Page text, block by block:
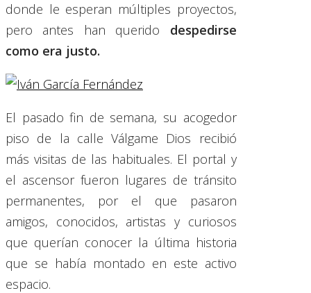
donde le esperan múltiples proyectos,
pero antes han querido despedirse
como era justo.
El pasado fin de semana, su acogedor
piso de la calle Válgame Dios recibió
más visitas de las habituales. El portal y
el ascensor fueron lugares de tránsito
permanentes, por el que pasaron
amigos, conocidos, artistas y curiosos
que querían conocer la última historia
que se había montado en este activo
espacio.